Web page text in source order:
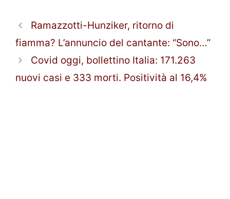
Ramazzotti-Hunziker, ritorno di
fiamma? L’annuncio del cantante: “Sono…”
Covid oggi, bollettino Italia: 171.263
nuovi casi e 333 morti. Positività al 16,4%